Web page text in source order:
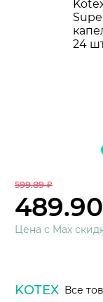
599.89 ₽
Цена с Max
KOTEX Все